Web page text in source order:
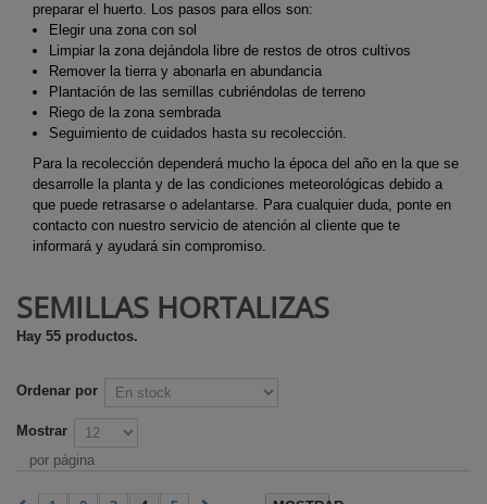
preparar el huerto. Los pasos para ellos son:
Elegir una zona con sol
Limpiar la zona dejándola libre de restos de otros cultivos
Remover la tierra y abonarla en abundancia
Plantación de las semillas cubriéndolas de terreno
Riego de la zona sembrada
Seguimiento de cuidados hasta su recolección.
Para la recolección dependerá mucho la época del año en la que se
desarrolle la planta y de las condiciones meteorológicas debido a
que puede retrasarse o adelantarse. Para cualquier duda, ponte en
contacto con nuestro servicio de atención al cliente que te
informará y ayudará sin compromiso.
SEMILLAS HORTALIZAS
Hay 55 productos.
Ordenar por
Mostrar
por página